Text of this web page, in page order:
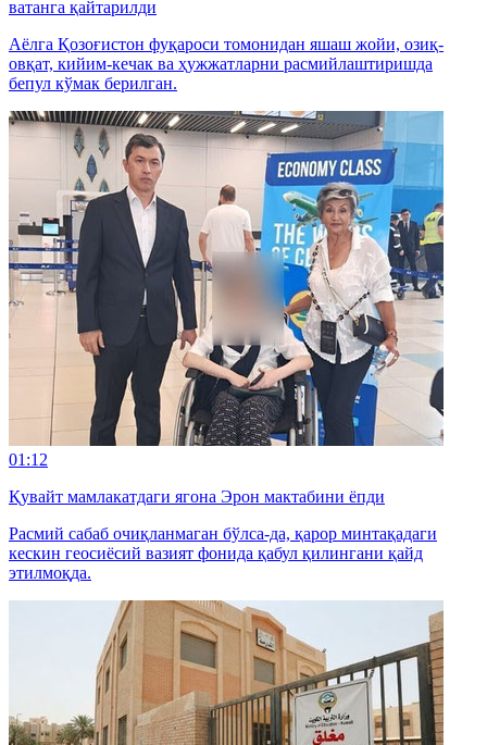
ватанга қайтарилди
Аёлга Қозоғистон фуқароси томонидан яшаш жойи, озиқ-
овқат, кийим-кечак ва ҳужжатларни расмийлаштиришда
бепул кўмак берилган.
01:12
Қувайт мамлакатдаги ягона Эрон мактабини ёпди
Расмий сабаб очиқланмаган бўлса-да, қарор минтақадаги
кескин геосиёсий вазият фонида қабул қилингани қайд
этилмоқда.